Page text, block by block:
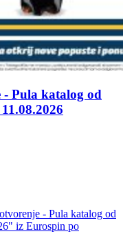
Pula katalog od
- Pula katalog od
iz Eurospin po